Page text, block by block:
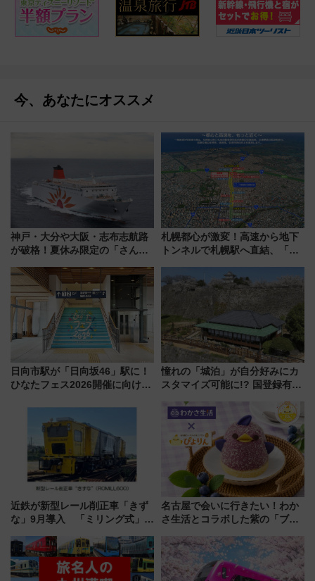
今、あなたにオススメ
神戸・大分や大阪・志布志航路
が破格！夏休み限定の「さんふ
ート 夕朝食ビュッフェ付きで
快適な船旅はいかが？
札幌都心が激変！高速から地下
トンネルで札幌駅へ直結、「創
から本格着工、延長4.8km整備
事業の全貌
日向市駅が「日向坂46」駅に！
ひなたフェス2026開催に向けJR
おひさま号」も走る
憧れの「城泊」が自分好みにカ
スタマイズ可能に!? 国登録有形
にオーダーメイド型の宿泊プラ
ンが誕生！
近鉄が新型レール削正車「きず
な」9月導入 「ミリング式」採
化！安全性や乗り心地の向上に
貢献するだけでなく、全線区で
活躍するための仕組みも
名古屋で会いに行きたい！わか
さ生活とコラボした紫の「ブル
売